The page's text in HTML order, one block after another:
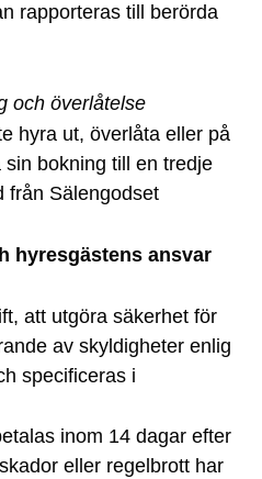
rapporteras till berörda
och överlåtelse
hyra ut, överlåta eller på
bokning till en tredje
från Sälengodset
hyresgästens ansvar
att utgöra säkerhet för
av skyldigheter enlig
specificeras i
inom 14 dagar efter
eller regelbrott har